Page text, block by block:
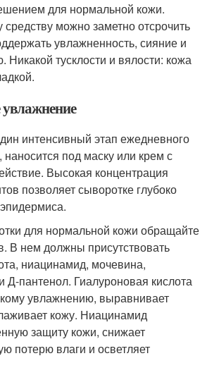
для нормальной кожи.
можно заметно отсрочить
увлажненность, сияние и
Никакой тусклости и вялости: кожа
интенсивный этап ежедневного
под маску или крем с
Высокая концентрация
позволяет сыворотке глубоко
для нормальной кожи обращайте
В нем должны присутствовать
ниацинамид, мочевина,
Д-пантенол. Гиалуроновая кислота
увлажнению, выравнивает
кожу. Ниацинамид
защиту кожи, снижает
потерю влаги и осветляет